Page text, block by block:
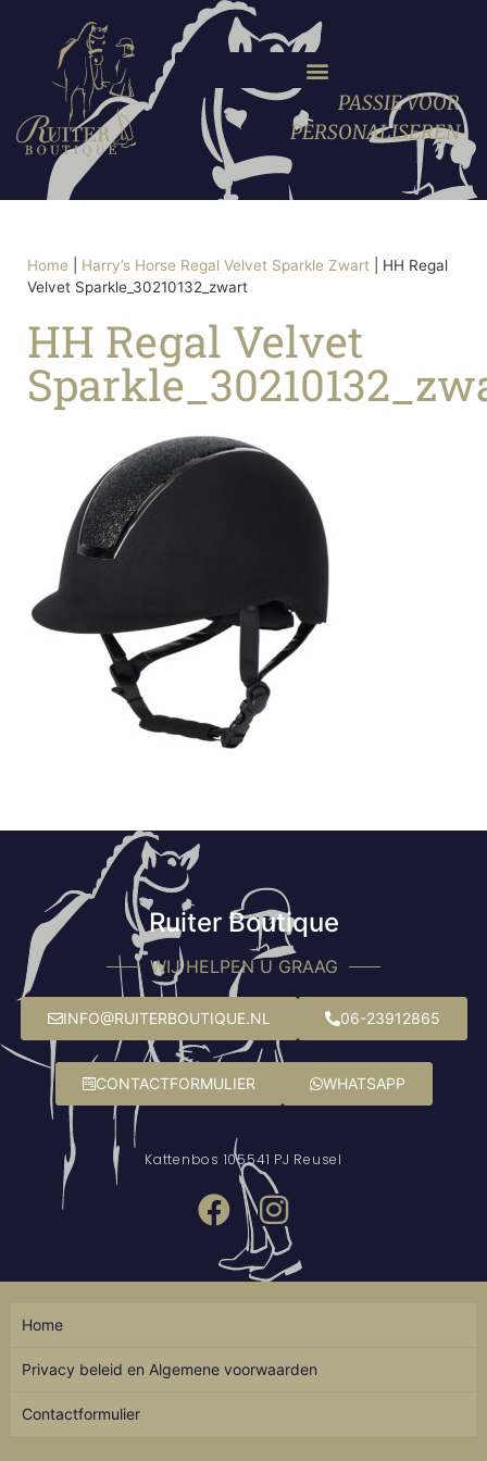
PASSIE VOOR
PERSONALISEREN
Home Harry’s Horse Regal Velvet Sparkle Zwart
HH Regal
Velvet Sparkle_30210132_zwart
HH Regal Velvet
Ruiter Boutique
WIJ HELPEN U GRAAG
INFO@RUITERBOUTIQUE.NL 06-23912865
CONTACTFORMULIER WHATSAPP
Kattenbos 105541 PJ Reusel
Home
Privacy beleid en Algemene voorwaarden
Contactformulier